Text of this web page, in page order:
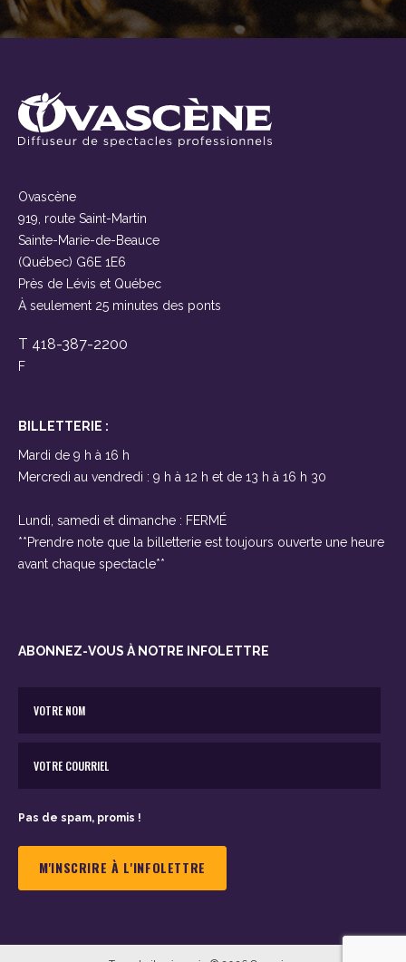
Ovascène
919, route Saint-Martin
Sainte-Marie-de-Beauce
(Québec) G6E 1E6
Près de Lévis et Québec
À seulement 25 minutes des ponts
T 418-387-2200
F
BILLETTERIE :
Mardi de 9 h à 16 h
Mercredi au vendredi : 9 h à 12 h et de 13 h à 16 h 30
Lundi, samedi et dimanche : FERMÉ
**Prendre note que la billetterie est toujours ouverte une heure
avant chaque spectacle**
ABONNEZ-VOUS À NOTRE INFOLETTRE
Pas de spam, promis !